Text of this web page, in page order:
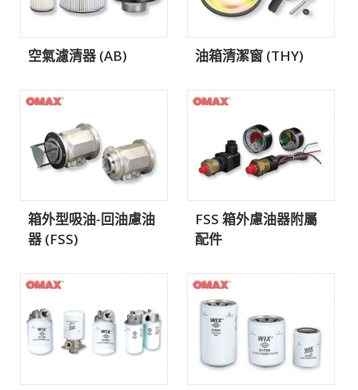
空氣濾清器 (AB) 油箱清潔窗 (THY)
箱外型吸油-回油慮油
器 (FSS)
FSS 箱外慮油器附屬
配件